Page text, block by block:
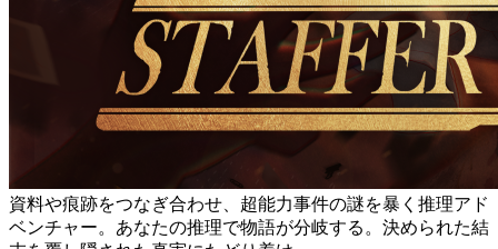
資料や痕跡をつなぎ合わせ、超能力事件の謎を暴く推理アド
ベンチャー。あなたの推理で物語が分岐する。決められた結